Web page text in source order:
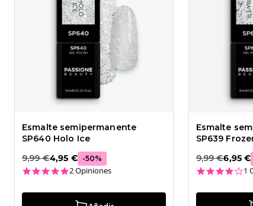
Esmalte semipermanente
SP640 Holo Ice
9,99 €4,95 € -50%
5.0 star rating
2 Opiniones
Esmalte
SP639
9,99 €6,95 €
1